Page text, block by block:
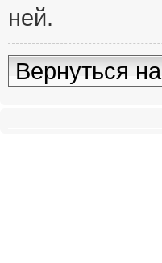
ней.
Вернуться